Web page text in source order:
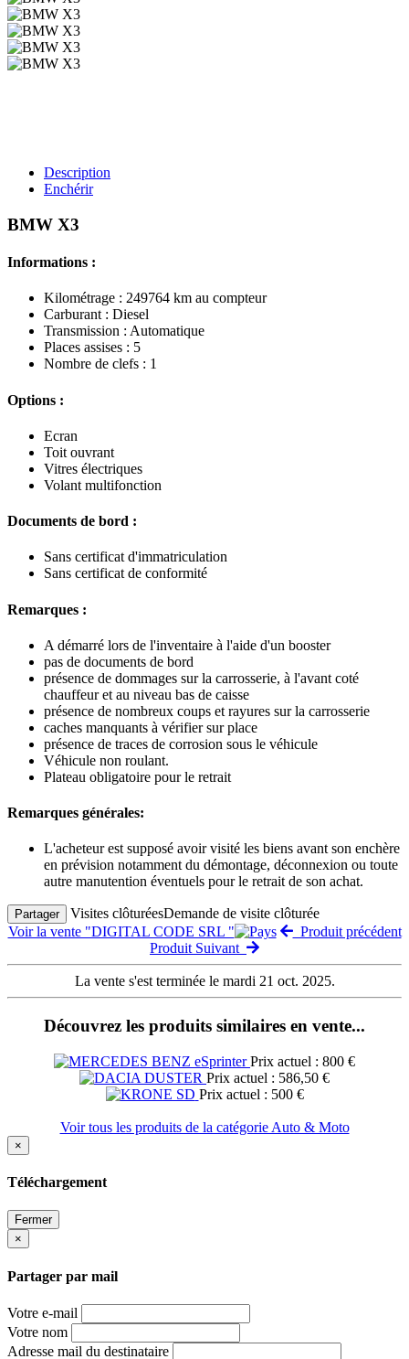
Description
Enchérir
BMW X3
Informations :
Kilométrage : 249764 km au compteur
Carburant : Diesel
Transmission : Automatique
Places assises : 5
Nombre de clefs : 1
Options :
Ecran
Toit ouvrant
Vitres électriques
Volant multifonction
Documents de bord :
Sans certificat d'immatriculation
Sans certificat de conformité
Remarques :
A démarré lors de l'inventaire à l'aide d'un booster
pas de documents de bord
présence de dommages sur la carrosserie, à l'avant coté
chauffeur et au niveau bas de caisse
présence de nombreux coups et rayures sur la carrosserie
caches manquants à vérifier sur place
présence de traces de corrosion sous le véhicule
Véhicule non roulant.
Plateau obligatoire pour le retrait
Remarques générales:
L'acheteur est supposé avoir visité les biens avant son enchère
en prévision notamment du démontage, déconnexion ou toute
autre manutention éventuels pour le retrait de son achat.
Partager Visites clôturéesDemande de visite clôturée
Voir la vente "DIGITAL CODE SRL "
Produit précédent
Produit Suivant
La vente s'est terminée le mardi 21 oct. 2025.
Découvrez les produits similaires en vente...
Prix actuel : 800 €
Prix actuel : 586,50 €
Prix actuel : 500 €
Voir tous les produits de la catégorie Auto & Moto
×
Téléchargement
Fermer
×
Partager par mail
Votre e-mail
Votre nom
Adresse mail du destinataire